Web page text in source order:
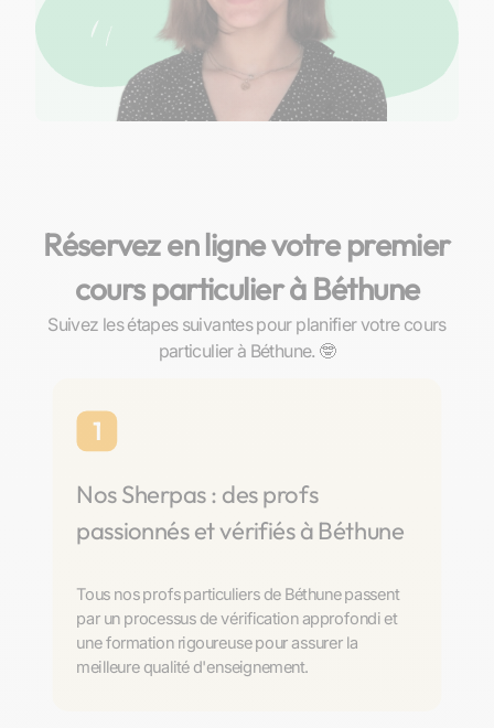
Réservez en ligne votre premier
cours particulier à Béthune
Suivez les étapes suivantes pour planifier votre cours
particulier à Béthune. 🤓
1
Nos Sherpas : des profs
passionnés et vérifiés à Béthune
Tous nos profs particuliers de Béthune passent
par un processus de vérification approfondi et
une formation rigoureuse pour assurer la
meilleure qualité d'enseignement.